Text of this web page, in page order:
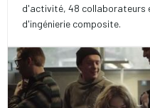
d'activité, 48 collaborateurs
d'ingénierie composite.